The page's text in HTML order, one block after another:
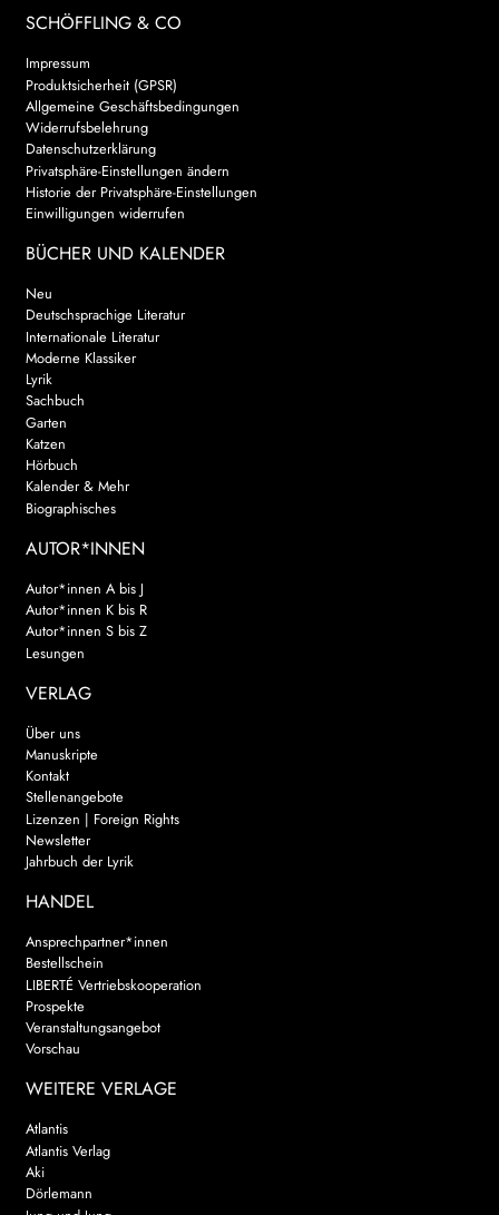
SCHÖFFLING & CO
Impressum
Produktsicherheit (GPSR)
Allgemeine Geschäftsbedingungen
Widerrufsbelehrung
Datenschutzerklärung
Privatsphäre-Einstellungen ändern
Historie der Privatsphäre-Einstellungen
Einwilligungen widerrufen
BÜCHER UND KALENDER
Neu
Deutschsprachige Literatur
Internationale Literatur
Moderne Klassiker
Lyrik
Sachbuch
Garten
Katzen
Hörbuch
Kalender & Mehr
Biographisches
AUTOR*INNEN
Autor*innen A bis J
Autor*innen K bis R
Autor*innen S bis Z
Lesungen
VERLAG
Über uns
Manuskripte
Kontakt
Stellenangebote
Lizenzen | Foreign Rights
Newsletter
Jahrbuch der Lyrik
HANDEL
Ansprechpartner*innen
Bestellschein
LIBERTÉ Vertriebskooperation
Prospekte
Veranstaltungsangebot
Vorschau
WEITERE VERLAGE
Atlantis
Atlantis Verlag
Aki
Dörlemann